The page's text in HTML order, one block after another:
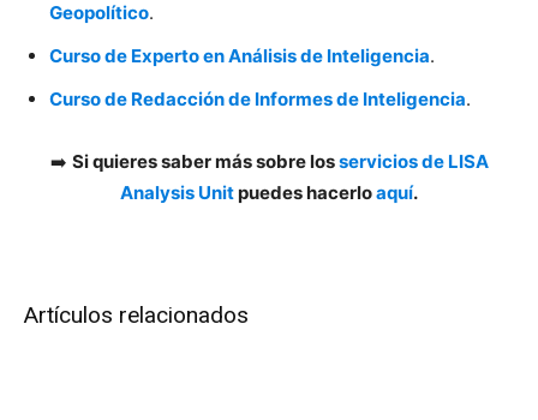
Geopolítico.
Curso de Experto en Análisis de Inteligencia.
Curso de Redacción de Informes de Inteligencia.
➡️ Si quieres saber más sobre losservicios de LISA
Analysis Unitpuedes hacerloaquí.
Artículos relacionados